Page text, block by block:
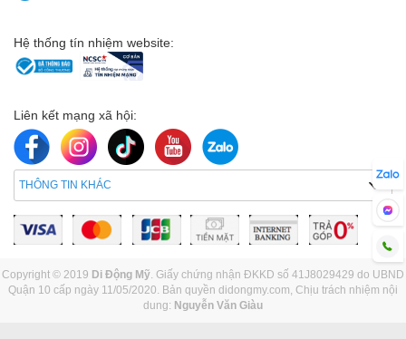
Hệ thống tín nhiệm website:
Liên kết mạng xã hội:
THÔNG TIN KHÁC
Copyright © 2019 Di Động Mỹ. Giấy chứng nhận ĐKKD số 41J8029429 do UBND
Quận 10 cấp ngày 11/05/2020. Bản quyền didongmy.com, Chịu trách nhiệm nội
dung: Nguyễn Văn Giàu